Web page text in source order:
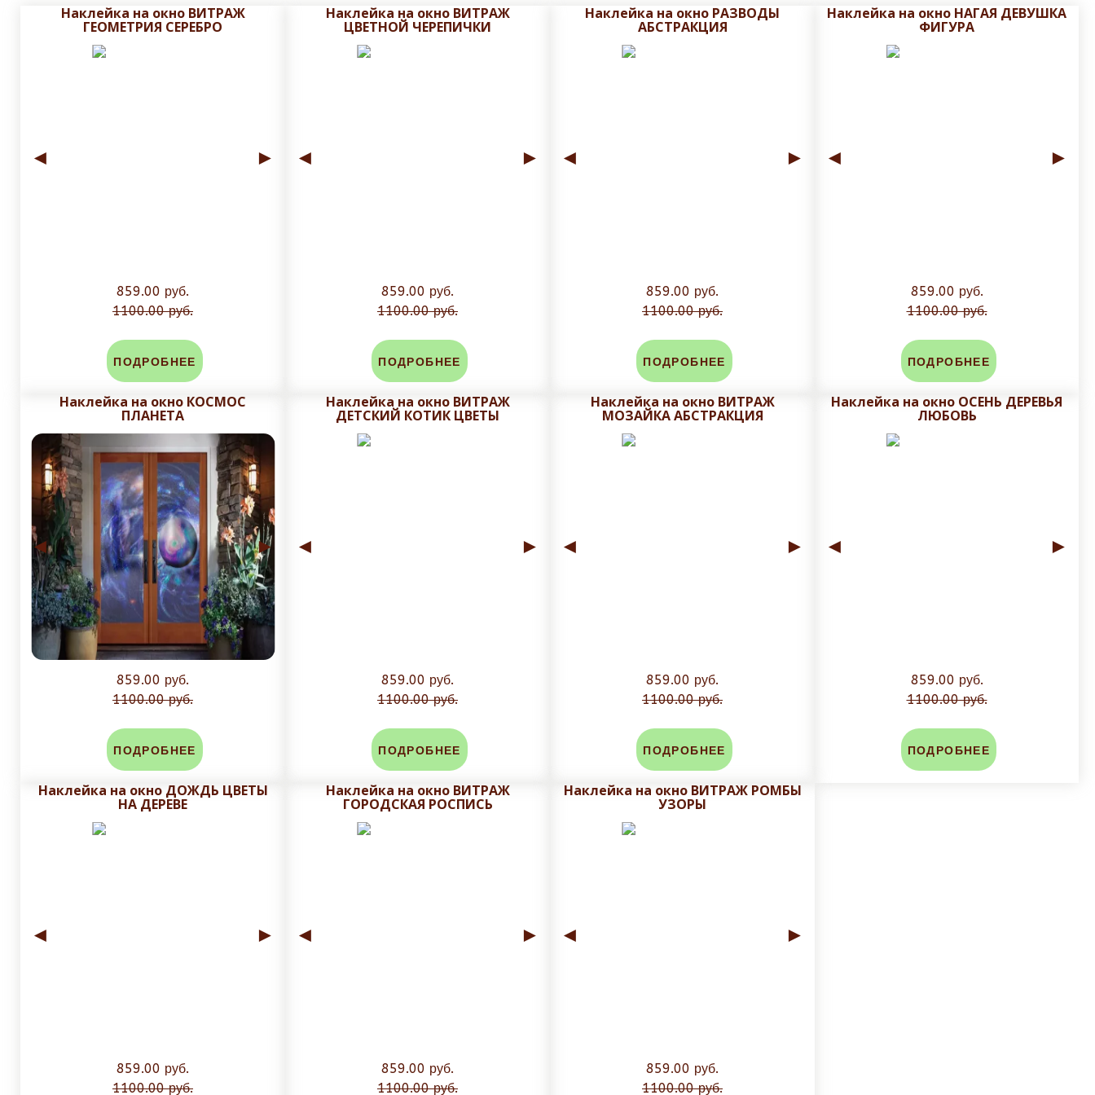
Выгоняем всю воду скребком по всей поверхности наклейки;
Если всё таки образовались пузырьки-можно проколоть иголочкой, сильно пригладить, выпустив воздух;
Остались вопросы НАПИШИТЕ НАМ по электронной почте3d-linker@mail.ru в мессенджере
Наклейка на окно ВИТРАЖ
ГЕОМЕТРИЯ СЕРЕБРО
◄ ►
859.00 руб.
1100.00 руб.
ПОДРОБНЕЕ
Наклейка на окно ВИТРАЖ
ЦВЕТНОЙ ЧЕРЕПИЧКИ
◄ ►
859.00 руб.
1100.00 руб.
ПОДРОБНЕЕ
Наклейка на окно РАЗВОДЫ
АБСТРАКЦИЯ
◄ ►
859.00 руб.
1100.00 руб.
ПОДРОБНЕЕ
Наклейка на окно НАГАЯ ДЕВУШКА
ФИГУРА
◄ ►
859.00 руб.
1100.00 руб.
ПОДРОБНЕЕ
Наклейка на окно КОСМОС
ПЛАНЕТА
◄ ►
859.00 руб.
1100.00 руб.
ПОДРОБНЕЕ
Наклейка на окно ВИТРАЖ
ДЕТСКИЙ КОТИК ЦВЕТЫ
◄ ►
859.00 руб.
1100.00 руб.
ПОДРОБНЕЕ
Наклейка на окно ВИТРАЖ
МОЗАЙКА АБСТРАКЦИЯ
◄ ►
859.00 руб.
1100.00 руб.
ПОДРОБНЕЕ
Наклейка на окно ОСЕНЬ ДЕРЕВЬЯ
ЛЮБОВЬ
◄ ►
859.00 руб.
1100.00 руб.
ПОДРОБНЕЕ
Наклейка на окно ДОЖДЬ ЦВЕТЫ
НА ДЕРЕВЕ
◄ ►
859.00 руб.
1100.00 руб.
Наклейка на окно ВИТРАЖ
ГОРОДСКАЯ РОСПИСЬ
◄ ►
859.00 руб.
1100.00 руб.
Наклейка на окно ВИТРАЖ РОМБЫ
УЗОРЫ
◄ ►
859.00 руб.
1100.00 руб.